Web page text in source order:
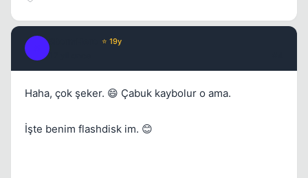
⭐ 19y
Haha, çok şeker. 😄 Çabuk kaybolur o ama.
İşte benim flashdisk im. 😊